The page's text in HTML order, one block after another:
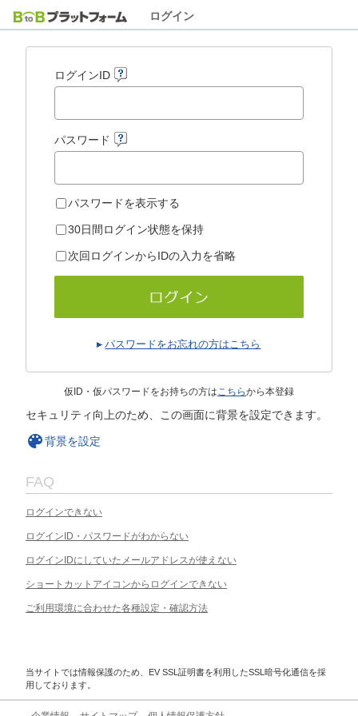
ログイン
ログインID
パスワード
パスワードを表示する
30日間ログイン状態を保持
次回ログインからIDの入力を省略
パスワードをお忘れの方はこちら
仮ID・仮パスワードをお持ちの方はこちらから本登録
セキュリティ向上のため、この画面に背景を設定できます。
背景を設定
FAQ
ログインできない
ログインID・パスワードがわからない
ログインIDにしていたメールアドレスが使えない
ショートカットアイコンからログインできない
ご利用環境に合わせた各種設定・確認方法
当サイトでは情報保護のため、EV SSL証明書を利用したSSL暗号化通信を採
用しております。